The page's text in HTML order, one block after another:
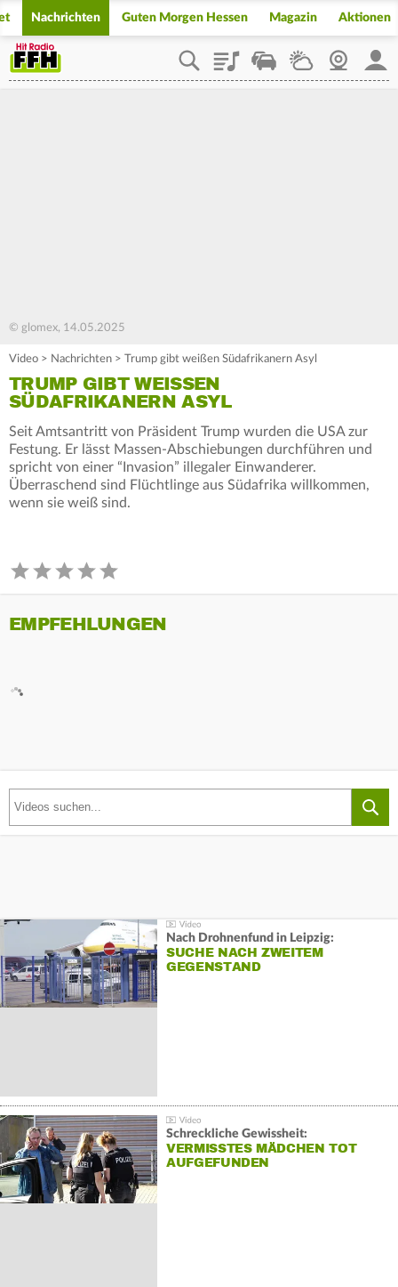
Nachrichten Guten Morgen Hessen Magazin Aktionen
PlaylistStaupilotWetterWebcam
© glomex, 14.05.2025
Video > Nachrichten > Trump gibt weißen Südafrikanern Asyl
TRUMP GIBT WEISSEN S
ÜDAFRIKANERN ASYL
Seit Amtsantritt von Präsident Trump wurden die USA zur
Festung. Er lässt Massen-Abschiebungen durchführen und
spricht von einer “Invasion” illegaler Einwanderer.
Überraschend sind Flüchtlinge aus Südafrika willkommen,
wenn sie weiß sind.
EMPFEHLUNGEN
Nach Drohnenfund in Leipzig:
SUCHE NACH ZWEITEM
GEGENSTAND
Schreckliche Gewissheit:
VERMISSTES MÄDCHEN TOT
AUFGEFUNDEN